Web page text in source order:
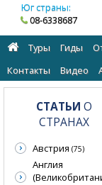
Юг страны:
08-6338687
Туры Гиды
Контакты
Видео
СТАТЬИ О
СТРАНАХ
Австрия (75)
Англия